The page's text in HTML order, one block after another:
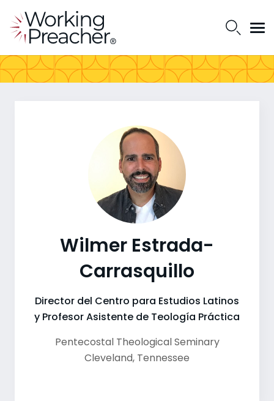
Wilmer Estrada-
Carrasquillo
Director del Centro para Estudios Latinos
y Profesor Asistente de Teología Práctica
Pentecostal Theological Seminary
Cleveland, Tennessee